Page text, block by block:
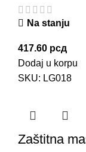
Na stanju
417.60 рсд
Dodaj u korpu
SKU: LG018
Zaštitna